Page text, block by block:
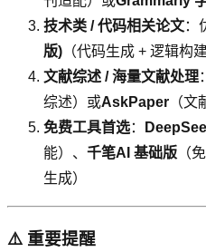
技术类 / 代码相关论文：
版) （代码生成 + 逻辑构建
文献综述 / 海量文献处理
综述）或AskPaper （文
免费工具首选：
能）、 千笔AI 基础版 （
生成）
⚠️ 重要提醒